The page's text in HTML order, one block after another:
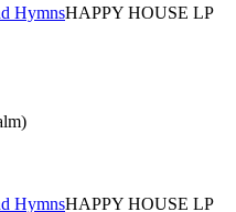
HymnsHAPPY HOUSE LP
HymnsHAPPY HOUSE LP